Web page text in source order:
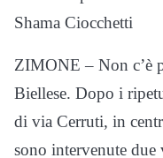
Shama Ciocchetti
ZIMONE – Non c’è
Biellese. Dopo i
di via Cerruti, in
sono intervenute